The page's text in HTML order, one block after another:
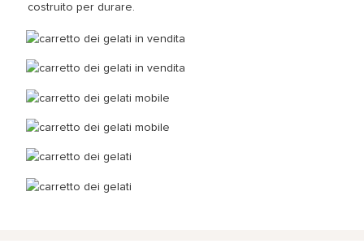
costruito per durare.